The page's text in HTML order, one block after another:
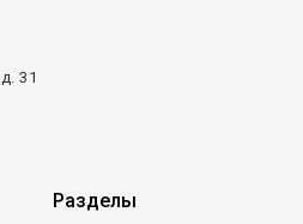
31
Разделы